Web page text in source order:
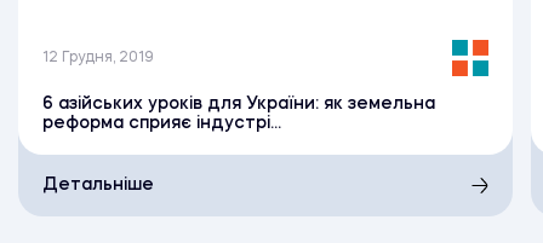
12 Грудня, 2019
6 азійських уроків для України: як земельна
реформа сприяє індустрі...
Детальніше